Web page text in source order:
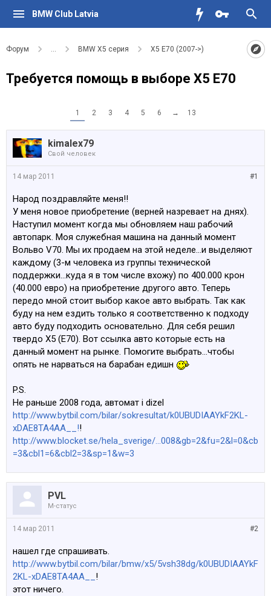
BMW Club Latvia
Форум ... BMW X5 серия X5 E70 (2007->)
Требуется помощь в выборе Х5 Е70
1 2 3 4 5 6 → 13
kimalex79
Свой человек
#1
14 мар 2011
Народ поздравляйте меня!!
У меня новое приобретение (верней назревает на днях).
Наступил момент когда мы обновляем наш рабочий
автопарк. Моя служебная машина на данный момент
Вольво V70. Мы их продаем на этой неделе...и выделяют
каждому (3-м человека из группы технической
поддержки...куда я в том числе вхожу) по 400.000 крон
(40.000 евро) на приобретение другого авто. Теперь
передо мной стоит выбор какое авто выбрать. Так как
буду на нем ездить только я соответственно к подходу
авто буду подходить основательно. Для себя решил
твердо Х5 (Е70). Вот ссылка авто которые есть на
данный момент на рынке. Помогите выбрать...чтобы
опять не нарваться на барабан едишн
P.S.
Не раньше 2008 года, автомат i dizel
http://www.bytbil.com/bilar/sokresultat/k0UBUDIAAYkF2KL-
xDAE8TA4AA__!!
http://www.blocket.se/hela_sverige/...008&gb=2&fu=2&l=0&cb
=3&cbl1=6&cbl2=3&sp=1&w=3
PVL
M-статус
#2
14 мар 2011
нашел где спрашивать.
http://www.bytbil.com/bilar/bmw/x5/5vsh38dg/k0UBUDIAAYkF
2KL-xDAE8TA4AA__ !
этот ничего.